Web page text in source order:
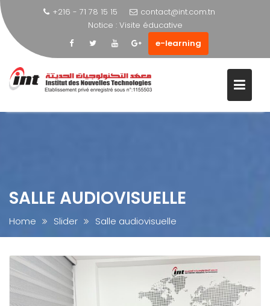
+216 - 71 78 15 15
contact@int.com.tn
Notice : Visite éducative
e-learning
SALLE AUDIOVISUELLE
Home Slider Salle audiovisuelle